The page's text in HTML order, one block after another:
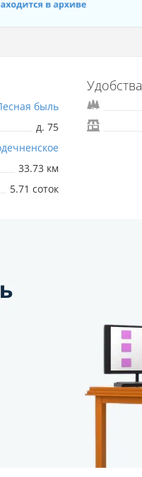
быль
д. 75
33.73 км
5.71 соток
Удобства